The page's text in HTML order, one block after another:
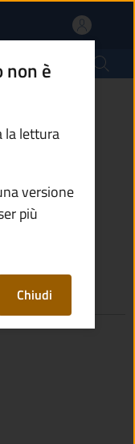
|
non è
la lettura
versione
più
Chiudi